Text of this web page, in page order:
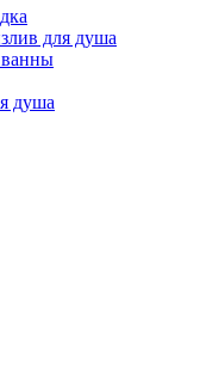
для душа
душа